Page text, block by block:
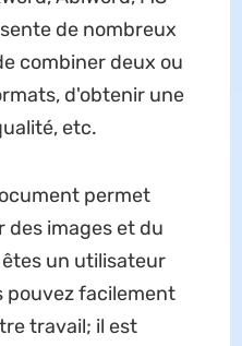
de nombreux
combiner deux ou
d'obtenir une
etc.
permet
des images et du
un utilisateur
pouvez facilement
travail; il est